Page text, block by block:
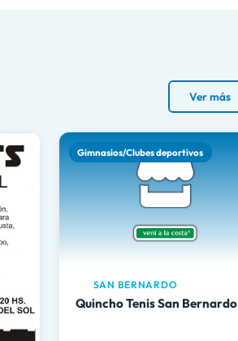
Ver más
Gimnasios/Clubes deportivos
SAN BERNARDO
Quincho Tenis San Bernardo